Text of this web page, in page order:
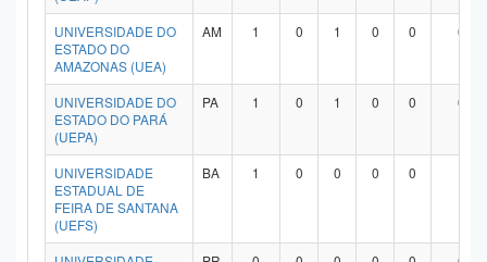
UNIVERSIDADE DO
ESTADO DO
AMAZONAS (UEA)
AM 1 0 1 0 0 0
UNIVERSIDADE DO
ESTADO DO PARÁ
(UEPA)
PA 1 0 1 0 0 0
UNIVERSIDADE
ESTADUAL DE
FEIRA DE SANTANA
(UEFS)
BA 1 0 0 0 0